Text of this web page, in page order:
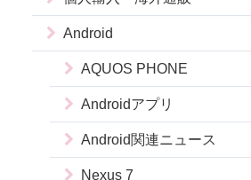
Android
AQUOS PHONE
Androidアプリ
Android関連ニュース
Nexus 7